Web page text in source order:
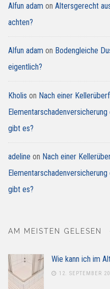
Alfun adam on Altersgerecht
achten?
Alfun adam on Bodengleiche
eigentlich?
Kholis on Nach einer
gibt es?
adeline on Nach einer
gibt es?
AM MEISTEN GELESEN
Wie kann ich im
12. SEPTEMBER